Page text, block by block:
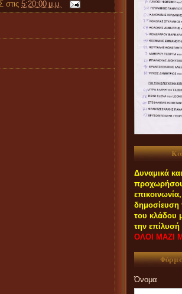
στις 5:20:00 μ.μ.
Δυναμικά
του κλάδου
την επίλυσή
ΟΛΟΙ ΜΑΖΙ
Όνομα